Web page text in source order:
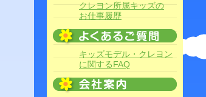
クレヨン所属キッズの
お仕事履歴
キッズモデル・クレヨン
に関するFAQ